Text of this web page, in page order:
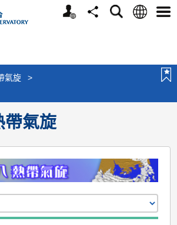
個
分
搜
語
選
氣旋
>
帶氣旋